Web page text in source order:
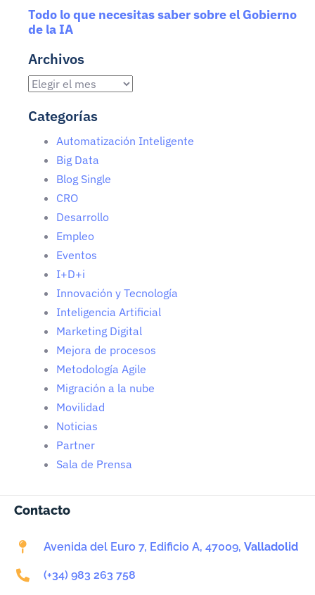
Todo lo que necesitas saber sobre el Gobierno
de la IA
Archivos
Categorías
Automatización Inteligente
Big Data
Blog Single
CRO
Desarrollo
Empleo
Eventos
I+D+i
Innovación y Tecnología
Inteligencia Artificial
Marketing Digital
Mejora de procesos
Metodología Agile
Migración a la nube
Movilidad
Noticias
Partner
Sala de Prensa
Contacto
Avenida del Euro 7, Edificio A, 47009, Valladolid
(+34) 983 263 758